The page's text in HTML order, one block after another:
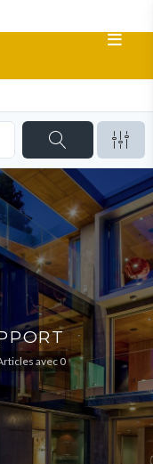
avec0